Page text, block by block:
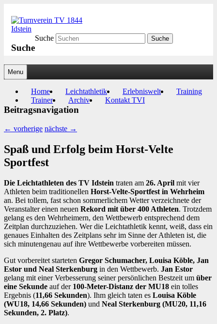
Turnverein TV 1844 Idstein
Suche
Suche
Menu
Hauptmenü
Home Leichtathletik Erlebniswelt
Training
Trainer
Archiv Kontakt TVI
Untermenü
Beitragsnavigation
← vorherige nächste →
Spaß und Erfolg beim Horst-Velte
Sportfest
Die Leichtathleten des TV Idstein traten am 26. April mit vier
Athleten beim traditionellen Horst-Velte-Sportfest in Wehrheim
an. Bei tollem, fast schon sommerlichem Wetter verzeichnete der
Veranstalter einen neuen Rekord mit über 400 Athleten. Trotzdem
gelang es den Wehrheimern, den Wettbewerb entsprechend dem
Zeitplan durchzuziehen. Wer die Leichtathletik kennt, weiß, dass ein
genaues Einhalten des Zeitplans sehr im Sinne der Athleten ist, die
sich minutengenau auf ihre Wettbewerbe vorbereiten müssen.
Gut vorbereitet starteten Gregor Schumacher, Louisa Köble, Jan
Estor und Neal Sterkenburg in den Wettbewerb. Jan Estor
gelang mit einer Verbesserung seiner persönlichen Bestzeit um über
eine Sekunde auf der 100-Meter-Distanz der MU18 ein tolles
Ergebnis (11,66 Sekunden). Ihm gleich taten es Louisa Köble
(WU18, 14,66 Sekunden) und Neal Sterkenburg (MU20, 11,16
Sekunden, 2. Platz).